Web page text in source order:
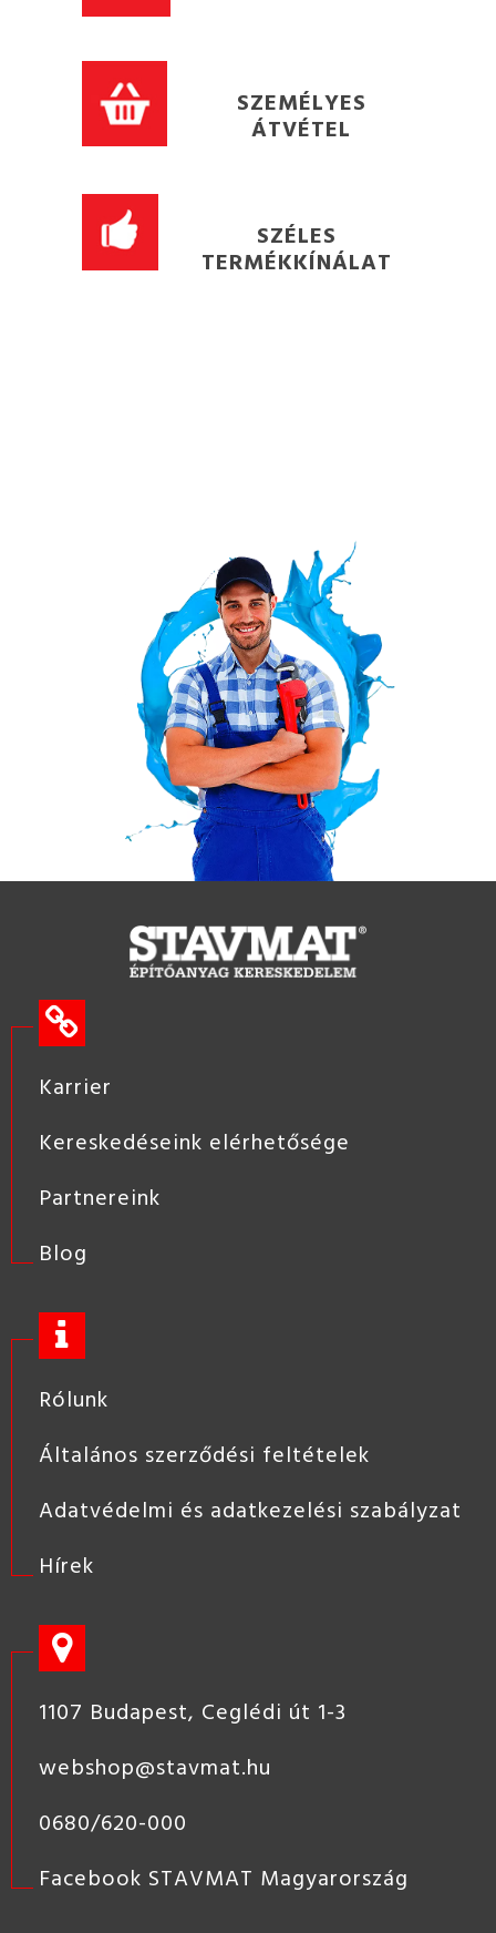
SZEMÉLYES
ÁTVÉTEL
SZÉLES
TERMÉKKÍNÁLAT
Karrier
Kereskedéseink elérhetősége
Partnereink
Blog
Rólunk
Általános szerződési feltételek
Adatvédelmi és adatkezelési szabályzat
Hírek
1107 Budapest, Ceglédi út 1-3
webshop@stavmat.hu
0680/620-000
Facebook STAVMAT Magyarország